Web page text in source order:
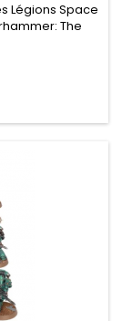
Légions Space
The
d'équipement
de Guerre,
Légion
et des